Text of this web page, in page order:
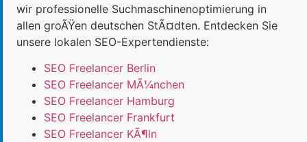
wir professionelle Suchmaschinenoptimierung in
allen groÃŸen deutschen StÃ¤dten. Entdecken Sie
unsere lokalen SEO-Expertendienste:
SEO Freelancer Berlin
SEO Freelancer MÃ¼nchen
SEO Freelancer Hamburg
SEO Freelancer Frankfurt
SEO Freelancer KÃ¶ln